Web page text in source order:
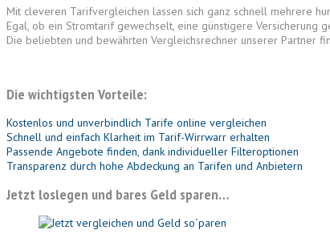
Mit cleveren Tarifvergleichen lassen sich ganz schnell mehrere
Egal, ob ein Stromtarif gewechselt, eine günstigere
Die beliebten und bewährten Vergleichsrechner unserer Partner
Die wichtigsten Vorteile:
Kostenlos und unverbindlich Tarife online vergleichen
Schnell und einfach Klarheit im Tarif-Wirrwarr erhalten
Passende Angebote finden, dank individueller Filteroptionen
Transparenz durch hohe Abdeckung an Tarifen und Anbietern
Jetzt loslegen und bares Geld sparen…